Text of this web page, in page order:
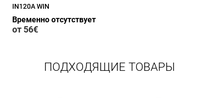
IN120A WIN
Временно отсутствует
от 56€
ПОДХОДЯЩИЕ ТОВАРЫ